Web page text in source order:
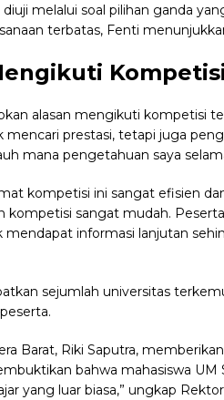
diuji melalui soal pilihan ganda
terbatas, Fenti
alasan mengikuti kompetisi
mencari prestasi, tetapi juga
mana pengetahuan saya
kompetisi ini sangat efisien
kompetisi sangat mudah.
informasi lanjutan
sejumlah universitas
Barat, Riki Saputra,
bahwa mahasiswa
yang luar biasa,” ungkap